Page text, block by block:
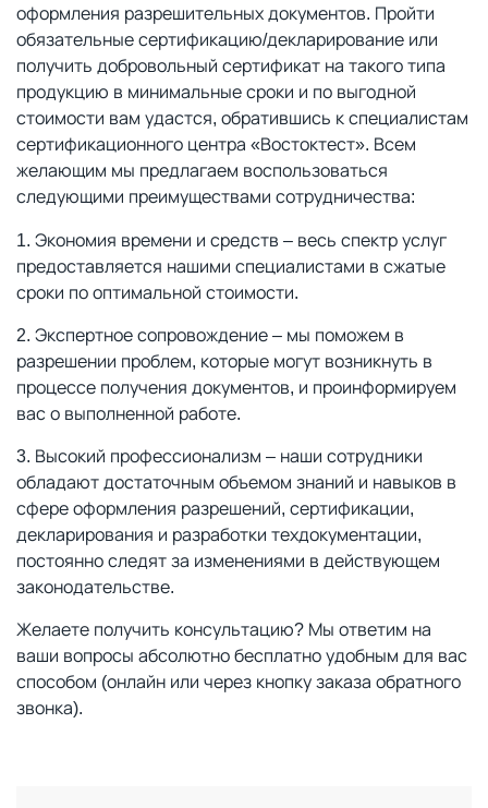
оформления разрешительных документов. Пройти
обязательные сертификацию/декларирование или
получить добровольный сертификат на такого типа
продукцию в минимальные сроки и по выгодной
стоимости вам удастся, обратившись к специалистам
сертификационного центра «Востоктест». Всем
желающим мы предлагаем воспользоваться
следующими преимуществами сотрудничества:
Экономия времени и средств – весь спектр услуг
предоставляется нашими специалистами в сжатые
сроки по оптимальной стоимости.
Экспертное сопровождение – мы поможем в
разрешении проблем, которые могут возникнуть в
процессе получения документов, и проинформируем
вас о выполненной работе.
Высокий профессионализм – наши сотрудники
обладают достаточным объемом знаний и навыков в
сфере оформления разрешений, сертификации,
декларирования и разработки техдокументации,
постоянно следят за изменениями в действующем
законодательстве.
Желаете получить консультацию? Мы ответим на
ваши вопросы абсолютно бесплатно удобным для вас
способом (онлайн или через кнопку заказа обратного
звонка).